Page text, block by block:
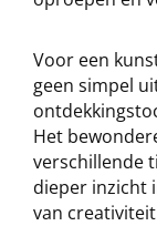
Voor een
geen simpel
Het
verschillende
dieper inzicht
van